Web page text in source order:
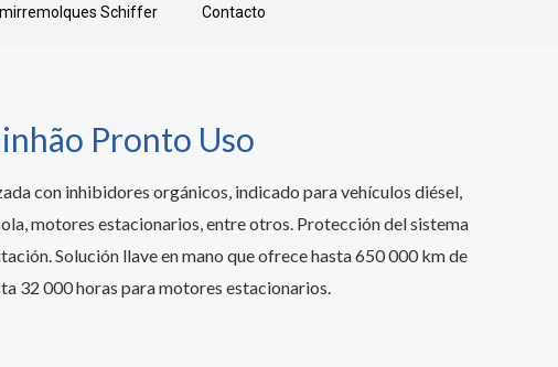
Schiffer Contacto
Pronto Uso
con inhibidores orgánicos, indicado para vehículos diésel,
motores estacionarios, entre otros. Protección del sistema
Solución llave en mano que ofrece hasta 650 000 km de
32 000 horas para motores estacionarios.